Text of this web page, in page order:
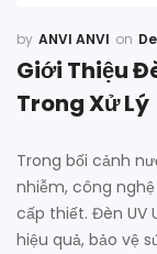
ANVI ANVI
Giới Thiệu
Trong Xử Lý
Trong bối cảnh
nhiễm, công
cấp thiết. Đèn UV
hiệu quả, bảo vệ